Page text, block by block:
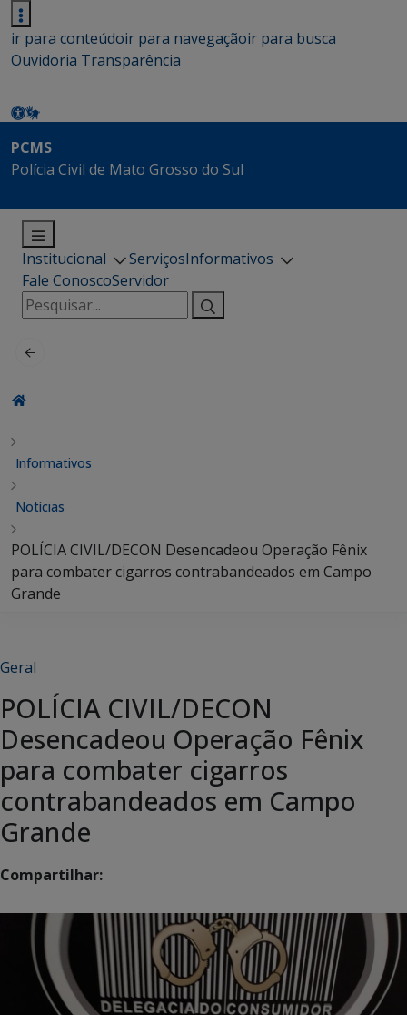
ir para conteúdoir para navegaçãoir para busca
Ouvidoria Transparência
PCMS
Polícia Civil de Mato Grosso do Sul
Institucional ServiçosInformativos
Fale ConoscoServidor
Pesquisar
por:
Informativos
Notícias
POLÍCIA CIVIL/DECON Desencadeou Operação Fênix
para combater cigarros contrabandeados em Campo
Grande
Geral
POLÍCIA CIVIL/DECON
Desencadeou Operação Fênix
para combater cigarros
contrabandeados em Campo
Grande
Compartilhar: